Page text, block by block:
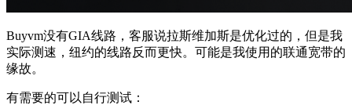
Buyvm没有GIA线路，客服说拉斯维加斯是优化过的，但是我
实际测速，纽约的线路反而更快。可能是我使用的联通宽带的
缘故。
有需要的可以自行测试：